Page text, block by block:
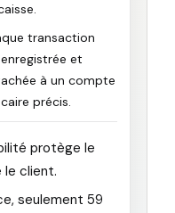
transaction
et
à un compte
précis.
protège le
client.
seulement 59